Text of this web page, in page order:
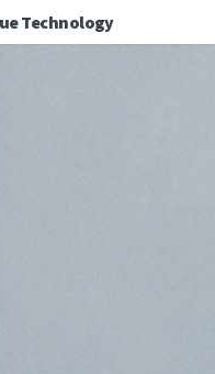
Technology